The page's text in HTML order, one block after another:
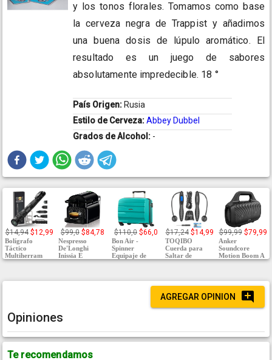
y los tonos florales. Tomamos como base
la cerveza negra de Trappist y añadimos
una buena dosis de lúpulo aromático. El
resultado es un juego de sabores
absolutamente impredecible. 18 °
País Origen: Rusia
Estilo de Cerveza:Abbey Dubbel
Grados de Alcohol: -
$14,94 $12,99
Bolígrafo
Táctico
Multiherram
$99,0 $84,78
Nespresso
De'Longhi
Inissia E
$110,0 $66,0
Bon Air -
Spinner
Equipaje de
$17,24 $14,99
TOQIBO
Cuerda para
Saltar de
$99,99 $79,99
Anker
Soundcore
Motion Boom A
AGREGAR OPINION
Opiniones
Te recomendamos